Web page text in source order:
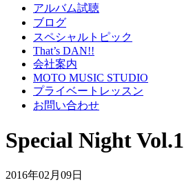
アルバム試聴
ブログ
スペシャルトピック
That’s DAN!!
会社案内
MOTO MUSIC STUDIO
プライベートレッスン
お問い合わせ
Special Night Vol.1
2016年02月09日